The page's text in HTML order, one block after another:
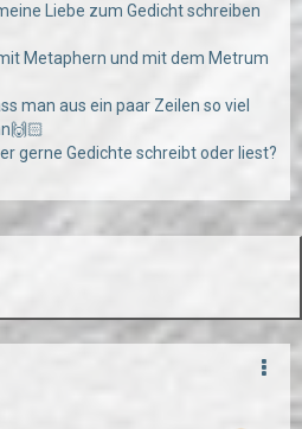
Liebe zum Gedicht schreiben
Metaphern und mit dem Metrum
man aus ein paar Zeilen so viel
gerne Gedichte schreibt oder liest?